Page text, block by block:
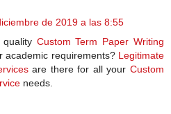
de 2019 a las 8:55
Custom Term Paper Writing
academic requirements? Legitimate
are there for all yourCustom
needs.